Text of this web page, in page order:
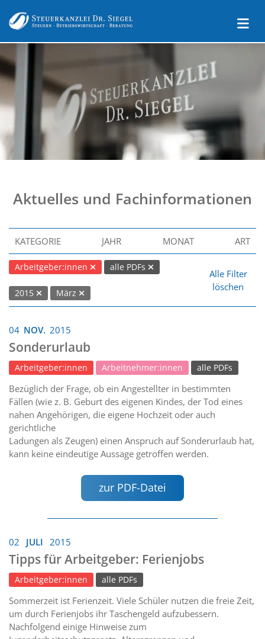
Aktuelles und Fachinformationen
KATEGORIE JAHR MONAT ART
Arbeitgeber:innen alle PDFs
2015 März
Alle Filter
löschen
04 NOV. 2015
Sonderurlaub
Arbeitgeber:innen Arbeitnehmer:innen alle PDFs
Bezüglich der Frage, ob ein Angestellter in bestimmten
Fällen (wie z. B. Geburt des eigenen Kindes, der Tod eines
nahen Angehörigen, die eigene Hochzeit oder auch
gerichtliche
Ladungen als Zeugen) einen Anspruch auf Sonderurlaub hat,
kann keine eindeutige Aussage getroffen werden.
zur PDF-Datei
02 JULI 2015
Tipps für Arbeitgeber: Ferienjobs
Arbeitgeber:innen alle PDFs
Sommerzeit ist Ferienzeit. Viele Schüler nutzen die freie Zeit,
um durch Ferienjobs ihr Taschengeld aufzubessern.
Nachfolgend einige Hinweise zum